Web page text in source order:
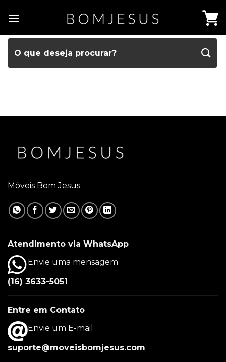
Móveis Bom Jesus
Atendimento via WhatsApp
Envie uma mensagem
(16) 3633-5051
Entre em Contato
Envie um E-mail
suporte@moveisbomjesus.com